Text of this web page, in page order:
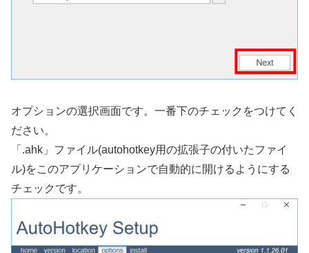
オプションの選択画面です。一番下のチェックをつけてく
ださい。
「.ahk」ファイル(autohotkey用の拡張子の付いたファイ
ル)をこのアプリケーションで自動的に開けるようにする
チェックです。